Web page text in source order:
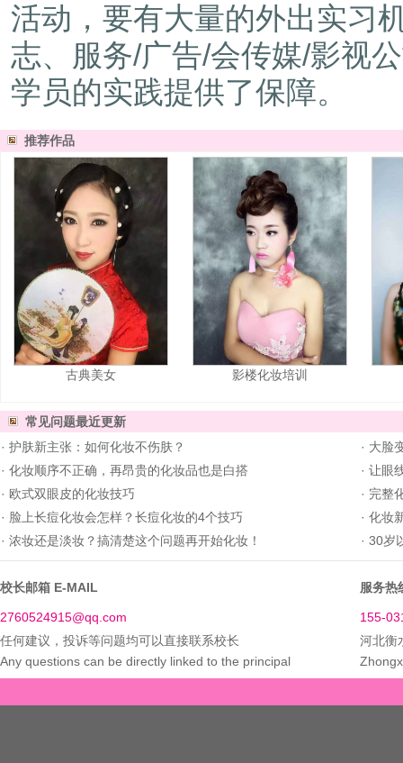
活动，要有大量的外出实习
志、服务/广告/会传媒/影视
学员的实践提供了保障。
推荐作品
古典美女 影楼化妆培训
常见问题最近更新
· 护肤新主张：如何化妆不伤肤？ · 大脸
· 化妆顺序不正确，再昂贵的化妆品也是白搭 · 让眼
· 欧式双眼皮的化妆技巧 · 完整
· 脸上长痘化妆会怎样？长痘化妆的4个技巧 · 化妆
· 浓妆还是淡妆？搞清楚这个问题再开始化妆！ · 30岁
校长邮箱 E-MAIL 服务热
2760524915@qq.com
155-
任何建议，投诉等问题均可以直接联系校长
河北衡
Any questions can be directly linked to the principal